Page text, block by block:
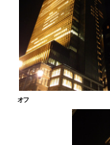
オフ